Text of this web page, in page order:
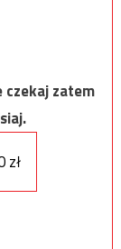
czekaj zatem
zł